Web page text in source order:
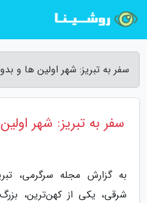
سفر به تبریز: شهر اولین ها و
سفر به تبریز: شهر
به گزارش مجله سرگرمی،
شرقی، یکی از کهن‌ترین،